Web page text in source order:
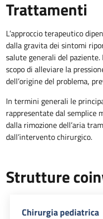
Trattamenti
L’approccio terapeutico
dalla gravita dei sintomi
salute generali del
scopo di alleviare la
dell’origine del problema,
In termini generali le
rappresentate dal semplice
dalla rimozione dell’aria
dall’intervento chirurgico.
Strutture
Chirurgia pediatrica